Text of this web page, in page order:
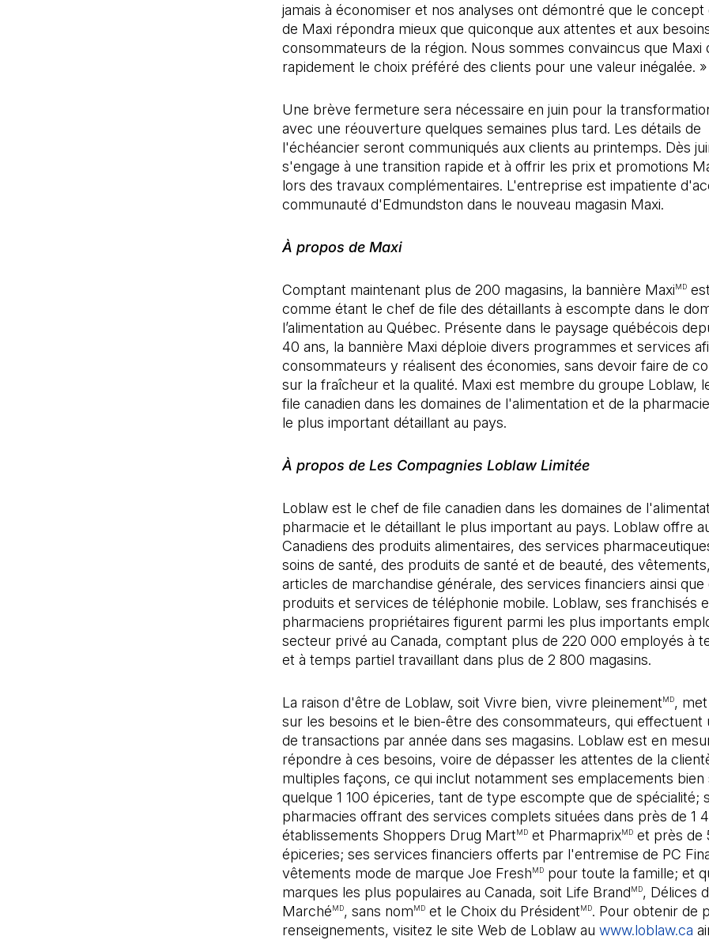
jamais à économiser et nos analyses ont démontré que le concept
de Maxi répondra mieux que quiconque aux attentes et aux
consommateurs de la région. Nous sommes convaincus que Maxi
rapidement le choix préféré des clients pour une valeur inégalée. »
Une brève fermeture sera nécessaire en juin pour la
avec une réouverture quelques semaines plus tard. Les détails de
l'échéancier seront communiqués aux clients au printemps. Dès
s'engage à une transition rapide et à offrir les prix et promotions
lors des travaux complémentaires. L'entreprise est impatiente
communauté d'Edmundston dans le nouveau magasin Maxi.
À propos de Maxi
Comptant maintenant plus de 200 magasins, la bannière MaxiMD
comme étant le chef de file des détaillants à escompte dans le
l’alimentation au Québec. Présente dans le paysage québécois
40 ans, la bannière Maxi déploie divers programmes et services
consommateurs y réalisent des économies, sans devoir faire de
sur la fraîcheur et la qualité. Maxi est membre du groupe Loblaw,
file canadien dans les domaines de l'alimentation et de la
le plus important détaillant au pays.
À propos de Les Compagnies Loblaw Limitée
Loblaw est le chef de file canadien dans les domaines de
pharmacie et le détaillant le plus important au pays. Loblaw offre
Canadiens des produits alimentaires, des services
soins de santé, des produits de santé et de beauté, des
articles de marchandise générale, des services financiers ainsi que
produits et services de téléphonie mobile. Loblaw, ses franchisés
pharmaciens propriétaires figurent parmi les plus importants
secteur privé au Canada, comptant plus de 220 000 employés à
et à temps partiel travaillant dans plus de 2 800 magasins.
La raison d'être de Loblaw, soit Vivre bien, vivre pleinementMD,
sur les besoins et le bien-être des consommateurs, qui effectuent
de transactions par année dans ses magasins. Loblaw est en
répondre à ces besoins, voire de dépasser les attentes de la
multiples façons, ce qui inclut notamment ses emplacements bien
quelque 1 100 épiceries, tant de type escompte que de spécialité;
pharmacies offrant des services complets situées dans près de 1
établissements Shoppers Drug MartMDet PharmaprixMDet près de
épiceries; ses services financiers offerts par l'entremise de PC
vêtements mode de marque Joe FreshMDpour toute la famille; et
marques les plus populaires au Canada, soit Life BrandMD, Délices
MarchéMD, sans nomMDet le Choix du PrésidentMD. Pour obtenir de
renseignements, visitez le site Web de Loblaw au www.loblaw.ca